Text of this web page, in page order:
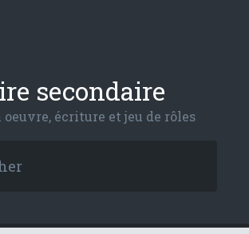
secondaire
oeuvre, écriture et jeu de rôles